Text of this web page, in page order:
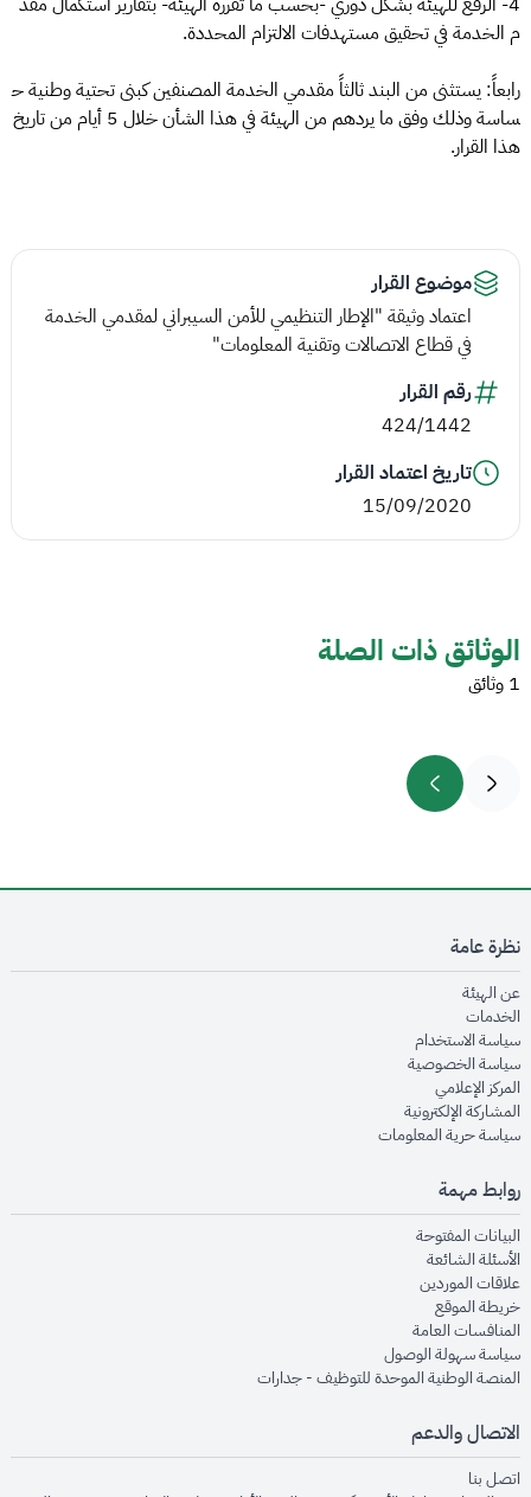
م الخدمة في تحقيق مستهدفات الالتزام المحددة.
رابعاً: يستثنى من البند ثالثاً مقدمي الخدمة المصنفين كبنى تحتية وطنية ح
ساسة وذلك وفق ما يردهم من الهيئة في هذا الشأن خلال 5 أيام من تاريخ
هذا القرار.
موضوع القرار
اعتماد وثيقة "الإطار التنظيمي للأمن السيبراني لمقدمي الخدمة
في قطاع الاتصالات وتقنية المعلومات"
رقم القرار
424/1442
تاريخ اعتماد القرار
15/09/2020
الوثائق ذات الصلة
1 وثائق
نظرة عامة
عن الهيئةopens in new window
الخدماتopens in new window
سياسة الاستخدام
سياسة الخصوصيةopens in new window
المركز الإعلاميopens in new window
المشاركة الإلكترونيةopens in new window
سياسة حرية المعلوماتopens in new window
روابط مهمة
البيانات المفتوحةopens in new window
الأسئلة الشائعةopens in new window
علاقات الموردينopens in new window
خريطة الموقعopens in new window
المنافسات العامةopens in new window
سياسة سهولة الوصولopens in new window
المنصة الوطنية الموحدة للتوظيف - جداراتopens in new window
الاتصال والدعم
اتصل بنا